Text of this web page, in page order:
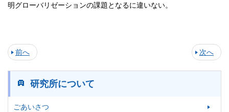
明グローバリゼーションの課題となるに違いない。
前へ 次へ
研究所について
ごあいさつ